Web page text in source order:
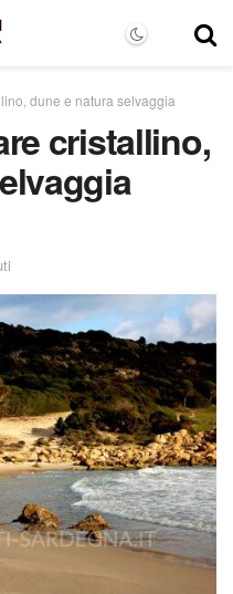
dune e natura selvaggia
cristallino,